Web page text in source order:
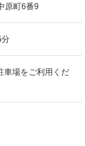
原町6番9
車場をご利用くだ